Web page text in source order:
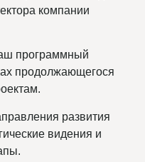
компании
программный
продолжающегося
развития
видения и